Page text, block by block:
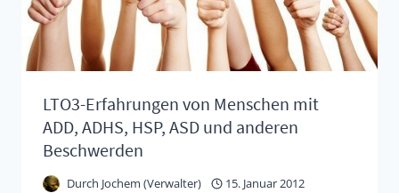
LTO3-Erfahrungen von Menschen mit
ADD, ADHS, HSP, ASD und anderen
Beschwerden
Durch Jochem (Verwalter) 15. Januar 2012